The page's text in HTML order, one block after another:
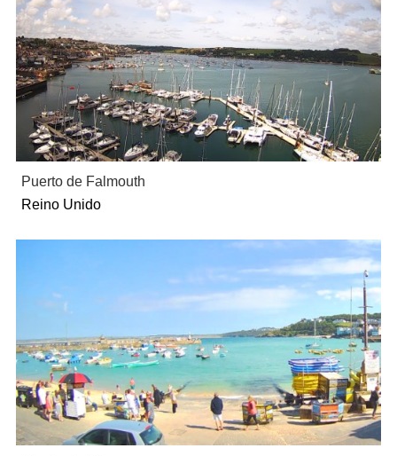
Puerto de Falmouth
Reino Unido